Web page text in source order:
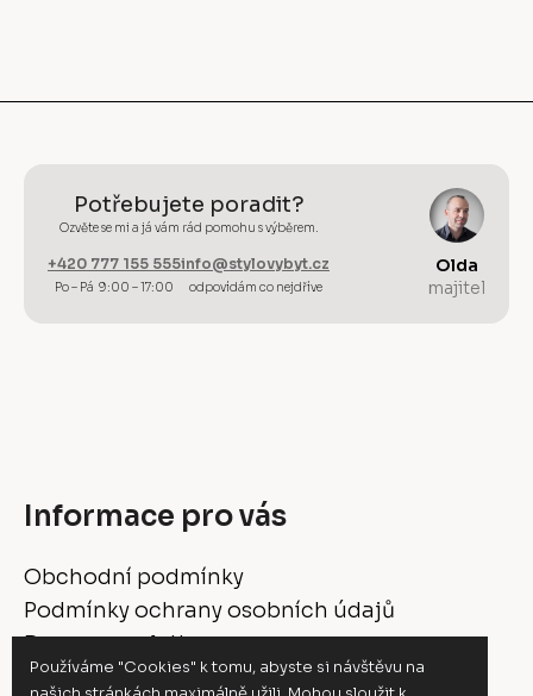
Používáme "Cookies" k tomu, abyste si návštěvu na
Potřebujete poradit?
Ozvěte se mi a já vám rád pomohu s výběrem.
+420 777 155 555
Po – Pá 9:00 – 17:00
info@stylovybyt.cz
odpovídám co nejdříve
Olda
majitel
Informace pro vás
Obchodní podmínky
Podmínky ochrany osobních údajů
Doprava a platba
Vrácení a reklamace